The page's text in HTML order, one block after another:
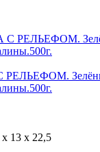
х 13 х 22,5